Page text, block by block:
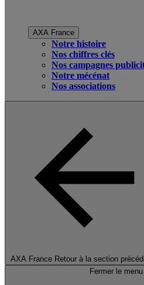
AXA France
Notre histoire
Nos chiffres clés
Nos campagnes
Notre mécénat
Nos associations
AXA France Retour à la section
Fermer le